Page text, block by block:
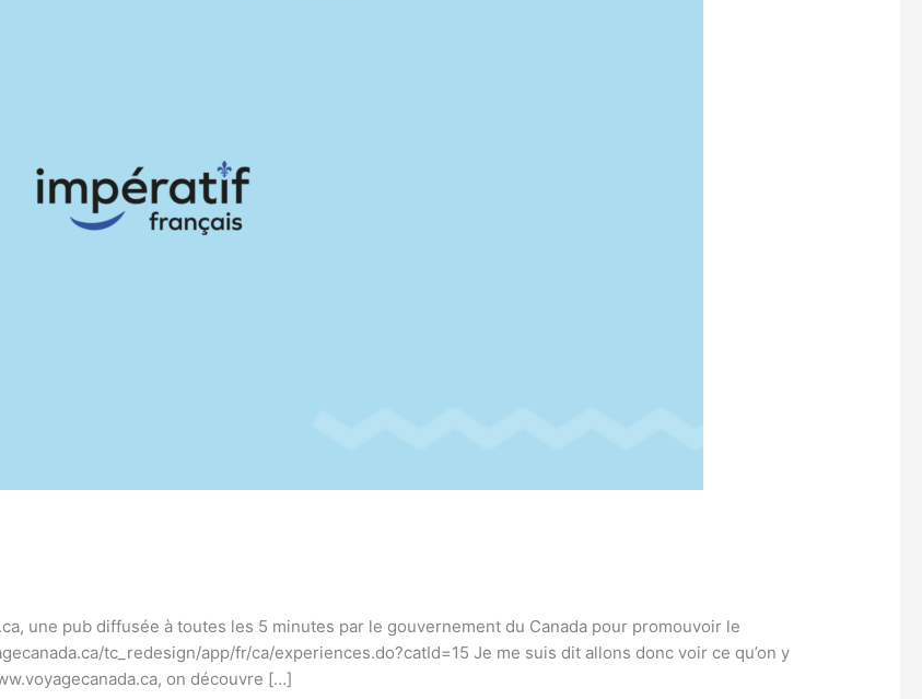
une pub diffusée à toutes les 5 minutes par le gouvernement du Canada pour promouvoir le
tc_redesign/app/fr/ca/experiences.do?catId=15 Je me suis dit allons donc voir ce qu’on y
on découvre […]